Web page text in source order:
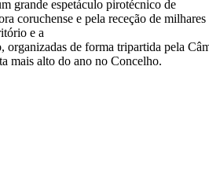
grande espetáculo pirotécnico de
coruchense e pela receção de
e a
de forma tripartida pela
mais alto do ano no Concelho.